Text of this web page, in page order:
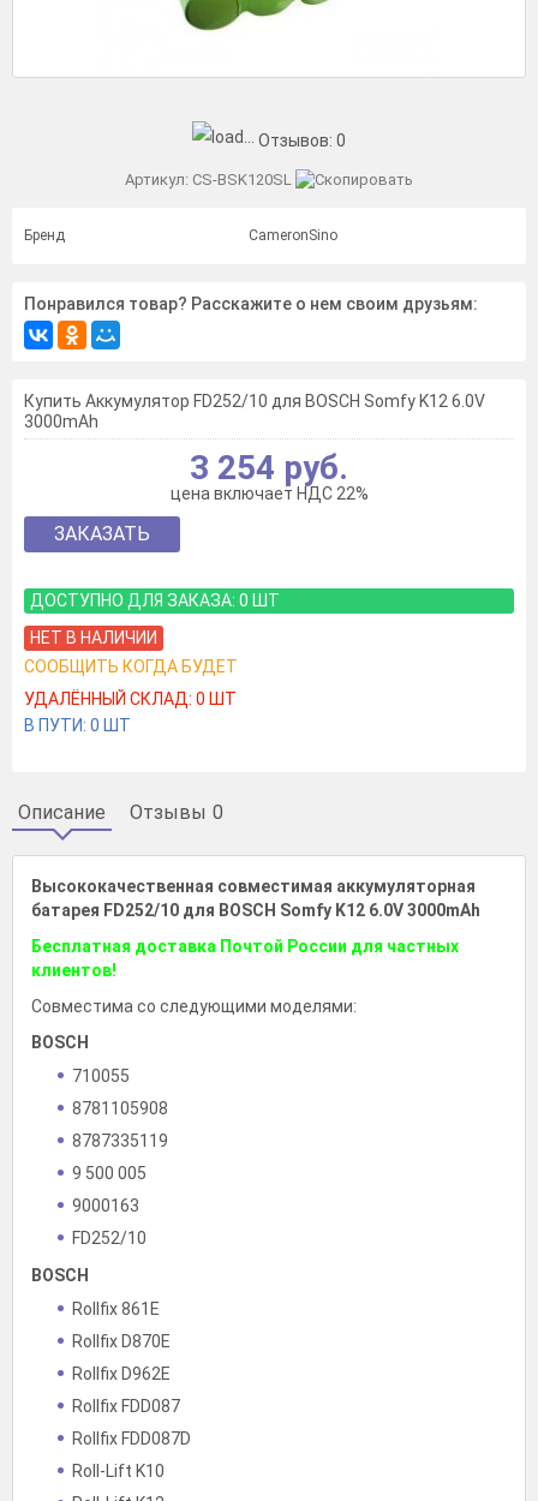
Отзывов: 0
Артикул: CS-BSK120SL
Бренд CameronSino
Понравился товар? Расскажите о нем своим друзьям:
Купить Аккумулятор FD252/10 для BOSCH Somfy K12 6.0V
3000mAh
3 254 руб.
цена включает НДС 22%
ЗАКАЗАТЬ
ДОСТУПНО ДЛЯ ЗАКАЗА: 0 ШТ
НЕТ В НАЛИЧИИ
СООБЩИТЬ КОГДА БУДЕТ
УДАЛЁННЫЙ СКЛАД: 0 ШТ
В ПУТИ: 0 ШТ
Описание Отзывы 0
Высококачественная совместимая аккумуляторная
батарея FD252/10 для BOSCH Somfy K12 6.0V 3000mAh
Бесплатная доставка Почтой России для частных
клиентов!
Совместима со следующими моделями:
BOSCH
710055
8781105908
8787335119
9 500 005
9000163
FD252/10
BOSCH
Rollfix 861E
Rollfix D870E
Rollfix D962E
Rollfix FDD087
Rollfix FDD087D
Roll-Lift K10